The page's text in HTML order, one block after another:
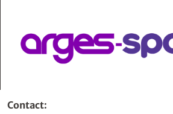
Contact: